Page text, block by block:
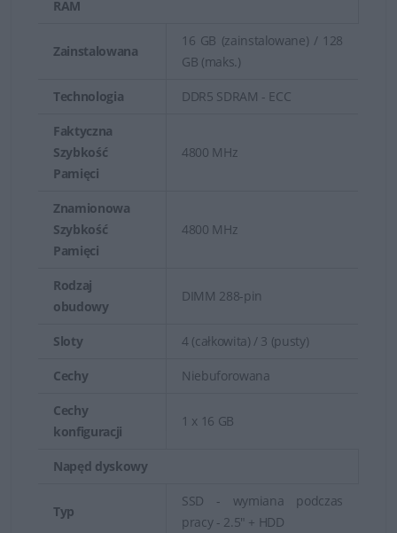
niewielkiego, dwuprocesorowego serwera Dell
umożliwiają zintegrowanie i uproszczenie zarządzania
wirtualizacją, cyklem eksploatacji oraz danymi.
Wydajne zarządzanie systemami
Zarządzanie cyklem eksploatacji jest łatwe dzięki
inteligentnej, opartej na sprzęcie funkcji administracji
systemami, wszechstronnemu narzędziu do zarządzania
RAM
Zainstalowana
16 GB (zainstalowane) / 128
GB (maks.)
Technologia DDR5 SDRAM - ECC
Faktyczna
Szybkość
Pamięci
4800 MHz
Znamionowa
Szybkość
Pamięci
4800 MHz
Rodzaj
obudowy
DIMM 288-pin
Sloty 4 (całkowita) / 3 (pusty)
Cechy Niebuforowana
Cechy
konfiguracji
1 x 16 GB
Napęd dyskowy
Typ
SSD - wymiana podczas
pracy - 2.5" + HDD